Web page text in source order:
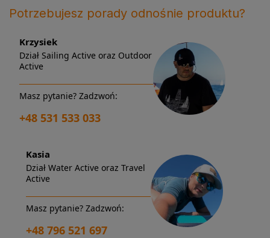
Potrzebujesz porady odnośnie produktu?
Krzysiek
Dział Sailing Active oraz Outdoor
Active
Masz pytanie? Zadzwoń:
+48 531 533 033
Kasia
Dział Water Active oraz Travel
Active
Masz pytanie? Zadzwoń:
+48 796 521 697